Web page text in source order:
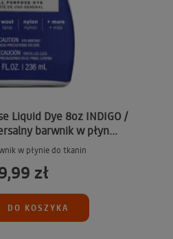
Liquid Dye 8oz INDIGO /
barwnik w płyn...
w płynie do tkanin
zł
DO KOSZYKA